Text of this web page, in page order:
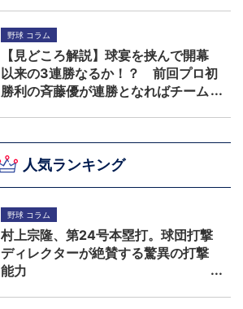
人気ランキング
野球 コラム
村上宗隆、第24号本塁打。球団打撃
ディレクターが絶賛する驚異の打撃
能力
野球 コラム
【見どころ解説】球宴を挟んで開幕
以来の3連勝なるか！？ 前回プロ初
勝利の斉藤優が連勝となればチーム